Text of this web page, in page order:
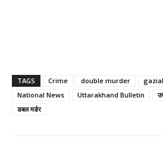
TAGS Crime double murder
National News
Uttarakhand Bulletin
डबल मर्डर